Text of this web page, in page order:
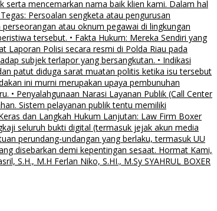
mencemarkan nama baik klien kami. Dalam hal
Persoalan sengketa atau pengurusan
atau oknum pegawai di lingkungan
tersebut. • Fakta Hukum: Mereka Sendiri yang
Laporan Polisi secara resmi di Polda Riau pada
subjek terlapor yang bersangkutan. • Indikasi
patut diduga sarat muatan politis ketika isu tersebut
ini murni merupakan upaya pembunuhan
Penyalahgunaan Narasi Layanan Publik (Call Center
Sistem pelayanan publik tentu memiliki
dan Langkah Hukum Lanjutan: Law Firm Boxer
seluruh bukti digital (termasuk jejak akun media
perundang-undangan yang berlaku, termasuk UU
disebarkan demi kepentingan sesaat. Hormat Kami,
S.H., M.H Ferlan Niko, S.HI., M.Sy SYAHRUL BOXER